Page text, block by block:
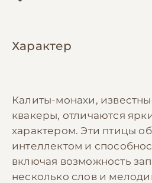
Характер
Калиты-монахи,
квакеры, отличаются
характером. Эти птицы
интеллектом и
включая возможность
несколько слов и